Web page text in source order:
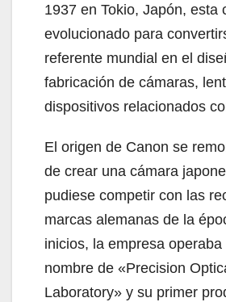
1937 en Tokio, Japón, esta
evolucionado para
referente mundial en el
fabricación de cámaras,
dispositivos relacionados
El origen de Canon se
de crear una cámara
pudiese competir con las
marcas alemanas de la
inicios, la empresa operaba
nombre de «Precision
Laboratory» y su primer